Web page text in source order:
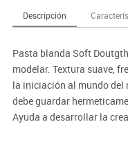
Descripción
Pasta blanda Soft
modelar. Textura suave,
la iniciación al mundo del
debe guardar
Ayuda a desarrollar la